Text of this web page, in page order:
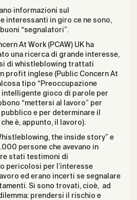
informazioni sul
interessanti in giro ce ne sono,
“segnalatori”.
At Work (PCAW) UK ha
una ricerca di grande interesse,
di whistleblowing trattati
profit inglese (Public Concern At
tipo “Preoccupazione
intelligente gioco di parole per
“mettersi al lavoro” per
e per determinare il
è, appunto, il lavoro).
the inside story” e
persone che avevano in
stati testimoni di
pericolosi per l’interesse
ed erano incerti se segnalare
Si sono trovati, cioè, ad
prendersi il rischio e